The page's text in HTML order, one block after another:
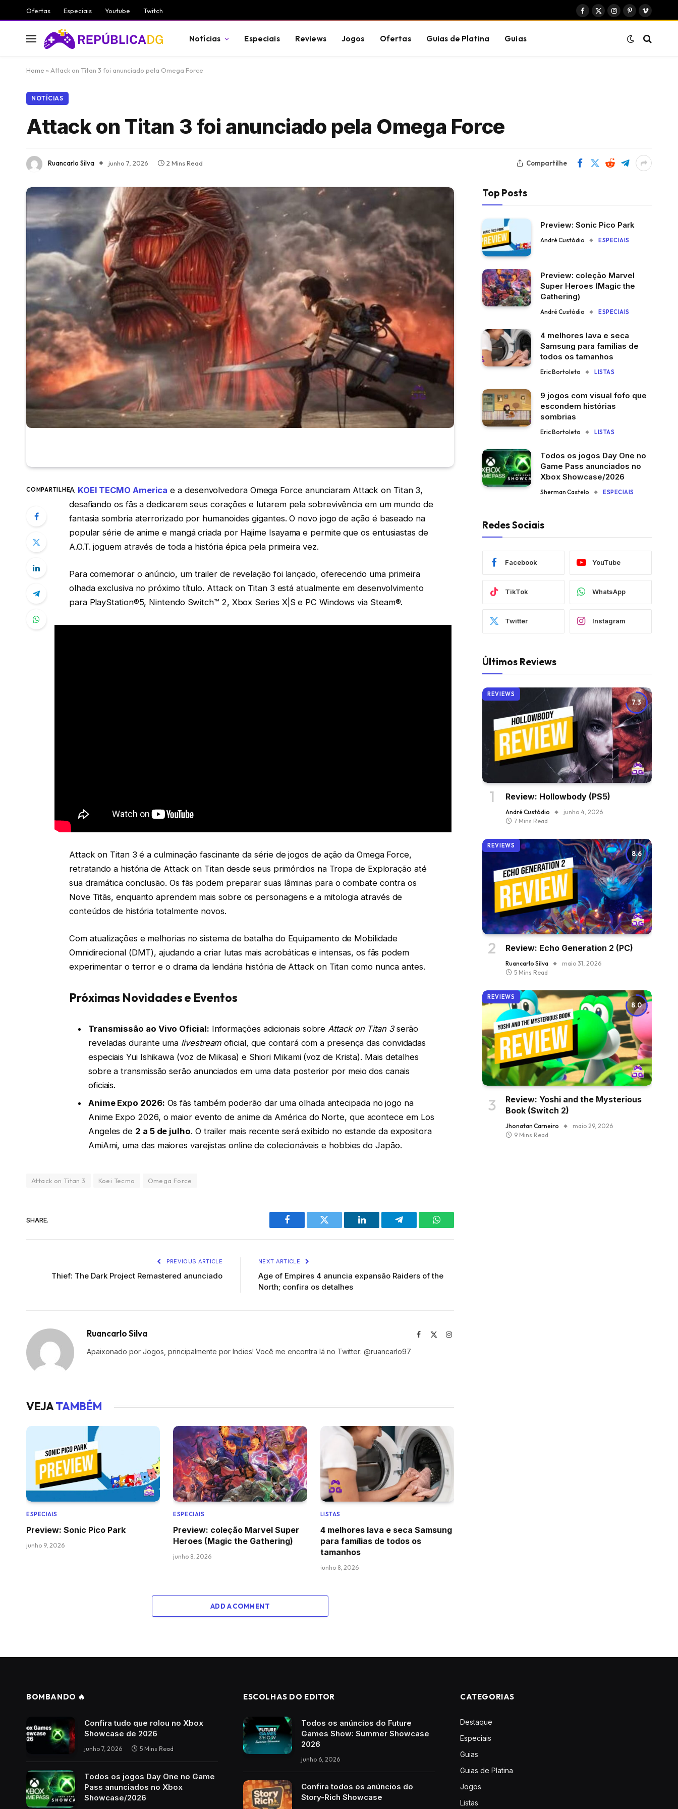
Ofertas Especiais Youtube Twitch
Facebook
X
Instagram
PinterestVimeo
Notícias Especiais Reviews Jogos Ofertas Guias de Platina Guias
Home » Attack on Titan 3 foi anunciado pela Omega Force
NOTÍCIAS
Attack on Titan 3 foi anunciado pela Omega Force
Ruancarlo Silva junho 7, 2026 2 Mins Read Compartilhe
COMPARTILHEA KOEI TECMO America e a desenvolvedora Omega Force anunciaram Attack on Titan 3,
desafiando os fãs a dedicarem seus corações e lutarem pela sobrevivência em um mundo de
fantasia sombria aterrorizado por humanoides gigantes. O novo jogo de ação é baseado na
popular série de anime e mangá criada por Hajime Isayama e permite que os entusiastas de
A.O.T. joguem através de toda a história épica pela primeira vez.
Para comemorar o anúncio, um trailer de revelação foi lançado, oferecendo uma primeira
olhada exclusiva no próximo título. Attack on Titan 3 está atualmente em desenvolvimento
para PlayStation®5, Nintendo Switch™ 2, Xbox Series X|S e PC Windows via Steam®.
Attack on Titan 3 é a culminação fascinante da série de jogos de ação da Omega Force,
retratando a história de Attack on Titan desde seus primórdios na Tropa de Exploração até
sua dramática conclusão. Os fãs podem preparar suas lâminas para o combate contra os
Nove Titãs, enquanto aprendem mais sobre os personagens e a mitologia através de
conteúdos de história totalmente novos.
Com atualizações e melhorias no sistema de batalha do Equipamento de Mobilidade
Omnidirecional (DMT), ajudando a criar lutas mais acrobáticas e intensas, os fãs podem
experimentar o terror e o drama da lendária história de Attack on Titan como nunca antes.
Próximas Novidades e Eventos
Transmissão ao Vivo Oficial: Informações adicionais sobre Attack on Titan 3serão
reveladas durante uma livestream oficial, que contará com a presença das convidadas
especiais Yui Ishikawa (voz de Mikasa) e Shiori Mikami (voz de Krista). Mais detalhes
sobre a transmissão serão anunciados em uma data posterior por meio dos canais
oficiais.
Anime Expo 2026: Os fãs também poderão dar uma olhada antecipada no jogo na
Anime Expo 2026, o maior evento de anime da América do Norte, que acontece em Los
Angeles de 2 a 5 de julho. O trailer mais recente será exibido no estande da expositora
AmiAmi, uma das maiores varejistas online de colecionáveis e hobbies do Japão.
Attack on Titan 3 Koei Tecmo Omega Force
SHARE.
Facebook Twitter LinkedIn Telegram WhatsApp
PREVIOUS ARTICLE
Thief: The Dark Project Remastered anunciado
NEXT ARTICLE
Age of Empires 4 anuncia expansão Raiders of the
North; confira os detalhes
Ruancarlo Silva Facebook Instagram
Apaixonado por Jogos, principalmente por Indies! Você me encontra lá no Twitter: @ruancarlo97
VEJATAMBÉM
ESPECIAIS
Preview: Sonic Pico Park
junho 9, 2026
ESPECIAIS
Preview: coleção Marvel Super
Heroes (Magic the Gathering)
junho 8, 2026
LISTAS
4 melhores lava e seca Samsung
para famílias de todos os
tamanhos
junho 8, 2026
ADD A COMMENT
Top Posts
Preview: Sonic Pico Park
André Custódio ESPECIAIS
Preview: coleção Marvel
Super Heroes (Magic the
Gathering)
André Custódio ESPECIAIS
4 melhores lava e seca
Samsung para famílias de
todos os tamanhos
Eric Bortoleto LISTAS
9 jogos com visual fofo que
escondem histórias
sombrias
Eric Bortoleto LISTAS
Todos os jogos Day One no
Game Pass anunciados no
Xbox Showcase/2026
Sherman Castelo ESPECIAIS
Redes Sociais
Facebook YouTube
TikTok WhatsApp
Twitter Instagram
Últimos Reviews
7.3
REVIEWS
Review: Hollowbody (PS5)
André Custódio
junho 4, 2026
7 Mins Read
8.6
REVIEWS
Review: Echo Generation 2 (PC)
Ruancarlo Silva
maio 31, 2026
5 Mins Read
8.0
REVIEWS
Review: Yoshi and the Mysterious
Book (Switch 2)
Jhonatan Carneiro
maio 29, 2026
9 Mins Read
BOMBANDO 🔥
Confira tudo que rolou no Xbox
Showcase de 2026
junho 7, 2026 5 Mins Read
Todos os jogos Day One no Game
Pass anunciados no Xbox
Showcase/2026
ESCOLHAS DO EDITOR
Todos os anúncios do Future
Games Show: Summer Showcase
2026
junho 6, 2026
Confira todos os anúncios do
Story-Rich Showcase
CATEGORIAS
Destaque
Especiais
Guias
Guias de Platina
Jogos
Listas